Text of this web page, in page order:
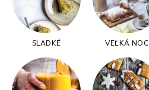
SLADKÉ VEĽKÁ NOC